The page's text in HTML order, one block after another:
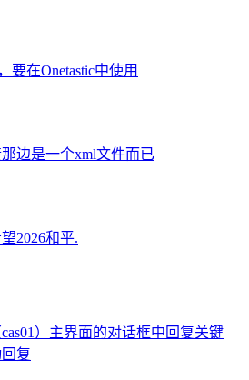
要在Onetastic中使用
边是一个xml文件而已
2026和平.
）主界面的对话框中回复关键
复